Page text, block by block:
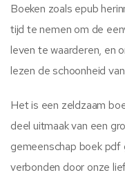
Boeken zoals epub
tijd te nemen om de
leven te waarderen, en
lezen de schoonheid
Het is een zeldzaam
deel uitmaak van een
gemeenschap boek pdf
verbonden door onze